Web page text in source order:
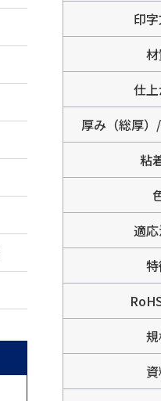
印
仕
厚み（総厚
粘
適